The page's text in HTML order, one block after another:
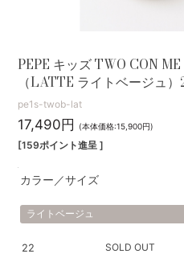
PEPE キッズ TWO CON
（LATTE ライトベージュ
pe1s-twob-lat
17,490円 (本体価格:15,900円)
[159ポイント進呈 ]
カラー／サイズ
ライトベージュ
22 SOLD OUT